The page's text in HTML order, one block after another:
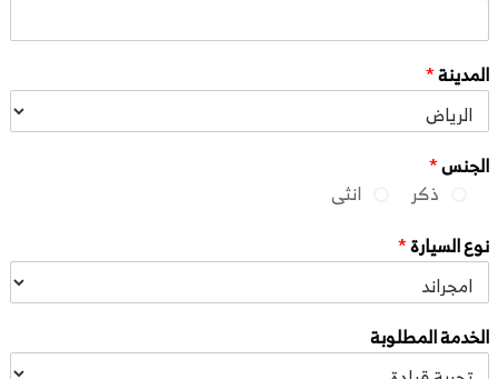
المدينة*
الجنس*
ذكر
انثى
نوع السيارة*
الخدمة المطلوبة